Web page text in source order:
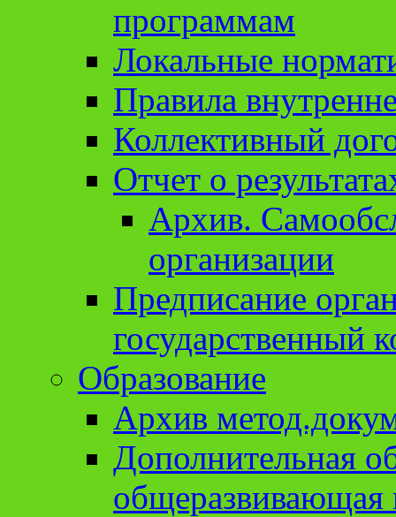
программам
Локальные
Правила
Коллективный
Отчет о
Архив.
организации
Предписание
государственный
Образование
Архив
Дополнительная